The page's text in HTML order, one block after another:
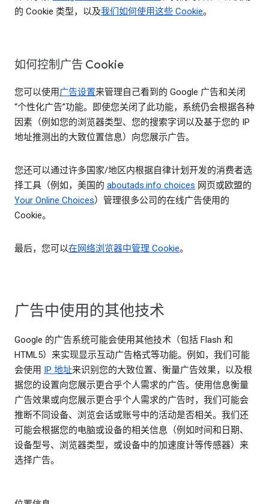
的 Cookie 类型，以及我们如何使用这些 Cookie。
如何控制广告 Cookie
您可以使用广告设置来管理自己看到的 Google 广告和关闭
“个性化广告”功能。即使您关闭了此功能，系统仍会根据各种
因素（例如您的浏览器类型、您的搜索字词以及基于您的 IP
地址推测出的大致位置信息）向您展示广告。
您还可以通过许多国家/地区内根据自律计划开发的消费者选
择工具（例如，美国的 aboutads.info choices 网页或欧盟的
Your Online Choices）管理很多公司的在线广告使用的
Cookie。
最后，您可以在网络浏览器中管理 Cookie。
广告中使用的其他技术
Google 的广告系统可能会使用其他技术（包括 Flash 和
HTML5）来实现显示互动广告格式等功能。例如，我们可能
会使用 IP 地址来识别您的大致位置、衡量广告效果，以及根
据您的设置向您展示更合乎个人需求的广告。使用信息衡量
广告效果或向您展示更合乎个人需求的广告时，我们可能会
推断不同设备、浏览会话或账号中的活动是否相关。我们还
可能会根据您的电脑或设备的相关信息（例如时间和日期、
设备型号、浏览器类型，或设备中的加速度计等传感器）来
选择广告。